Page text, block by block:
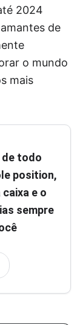
2024
de
o mundo
mais
de todo
position,
caixa e o
sempre